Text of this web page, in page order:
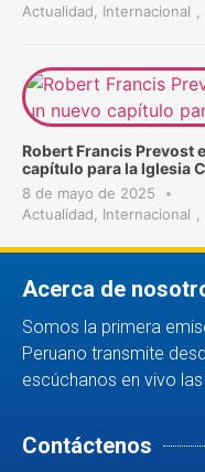
Actualidad
Internacional
Robert Francis Prevost
capítulo para la Iglesia
8 de mayo de 2025
Actualidad
Internacional
Acerca de
Somos la primera
Peruano transmite
escúchanos en vivo
Contáctenos